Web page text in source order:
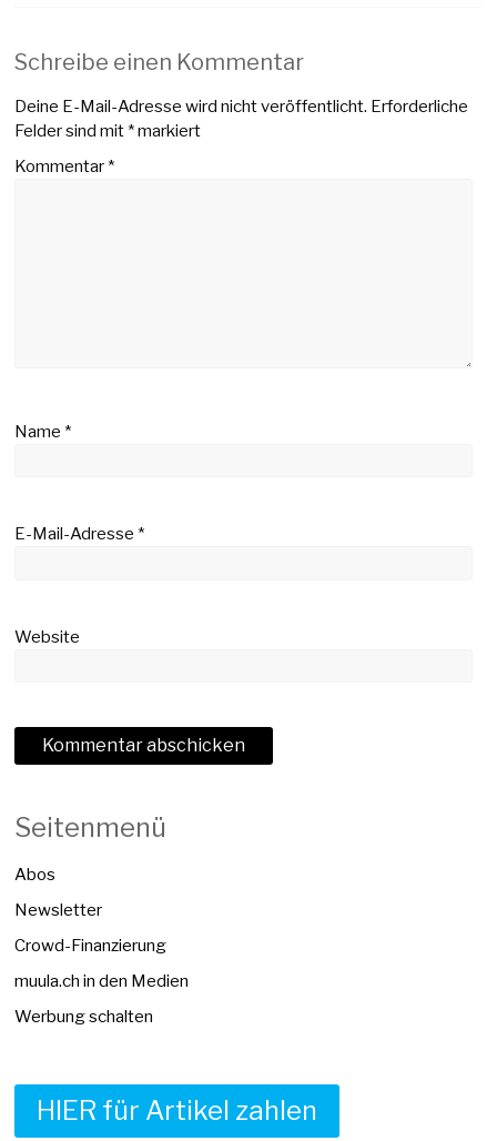
Schreibe einen Kommentar
Deine E-Mail-Adresse wird nicht veröffentlicht. Erforderliche
Felder sind mit*markiert
Kommentar*
Name*
E-Mail-Adresse*
Website
Seitenmenü
Abos
Newsletter
Crowd-Finanzierung
muula.ch in den Medien
Werbung schalten
HIER für Artikel zahlen